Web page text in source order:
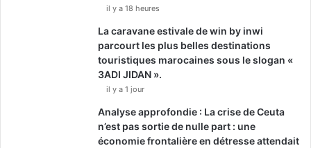
il y a 18 heures
La caravane estivale de win by inwi
parcourt les plus belles destinations
touristiques marocaines sous le slogan «
3ADI JIDAN ».
il y a 1 jour
Analyse approfondie : La crise de Ceuta
n’est pas sortie de nulle part : une
économie frontalière en détresse attendait